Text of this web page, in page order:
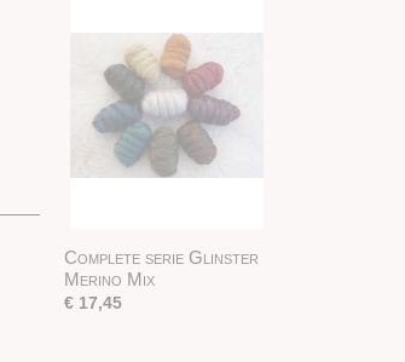
Complete serie Glinster
Merino Mix
€ 17,45